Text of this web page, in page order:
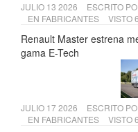
JULIO 13 2026 ESCRITO
EN FABRICANTES VISTO
Renault Master estrena
gama E-Tech
JULIO 17 2026 ESCRITO
EN FABRICANTES VISTO